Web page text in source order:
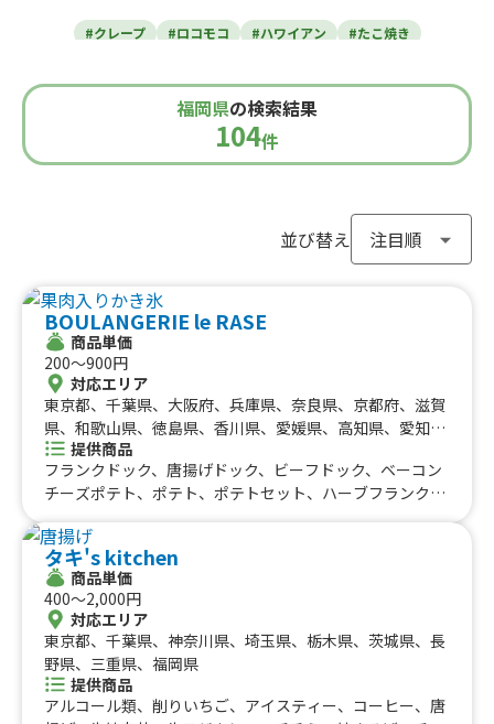
関東のケータリングカー
埼玉県 栃木県
北信越のケータリングカー
東海のケータリングカー
愛知県静岡県三重県岐阜県
中国のケータリングカー
鳥取県島根県岡山県広島県山口県
四国のケータリングカー
徳島県香川県愛媛県高知県
九州のケータリングカー
福岡県
沖縄のケータリングカー
沖縄県
#クレープ #ロコモコ #ハワイアン
#たこ焼き
#餃子・小籠包
#唐揚げ #ドリンク
#タピオカ
#イタリアン #カレー
#ケバブ #コーヒー
#タコライス
#焼きそば
#焼き鳥
#おにぎり
#ローストビーフ
#スムージー
#アイスクリーム
#クリームソーダ
#ケーキ
#クロッフル #モンブラン #お弁当
#パフェ
#フルーツジュース
#パン #韓国料理
#パンケーキ
#海鮮
#和菓子 #和食 #ご当地グルメ
#串焼き
#流行グルメ
#丼ぶり #台湾料理
#ベトナム料理
#りんご飴・フルーツ飴
#アサイーボウル
福岡県の検索結果
104件
並び替え
BOULANGERIE le RASE
商品単価
200〜900円
対応エリア
東京都、千葉県、大阪府、兵庫県、奈良県、京都府、滋賀
県、和歌山県、徳島県、香川県、愛媛県、高知県、愛知
県、岐阜県、北海道、神奈川県、埼玉県、栃木県、静岡
県、三重県、広島県、福岡県、長崎県、茨城県、群馬県、
山梨県、新潟県、富山県、石川県、福井県、長野県、鳥取
宮崎県、鹿児島県
提供商品
フランクドック、唐揚げドック、ビーフドック、ベーコン
チーズポテト、ポテト、ポテトセット、ハーブフランク、
モネード、コーラ、コーヒー、カフェオレ、抹茶オレ、ビ
ール、酎ハイレモン、ノンアルコールビール、果肉入りか
き氷、かき氷、たこ焼き(７個入り)
タキ's kitchen
商品単価
400〜2,000円
対応エリア
東京都、千葉県、神奈川県、埼玉県、栃木県、茨城県、長
野県、三重県、福岡県
提供商品
アルコール類、削りいちご、アイスティー、コーヒー、唐